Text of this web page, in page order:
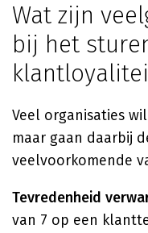
Wat zijn
bij het
Veel organisaties
maar gaan daarbij
veelvoorkomende
Tevredenheid
van 7 op een